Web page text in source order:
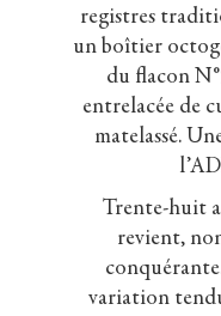
registres
un boîtier
du flacon
entrelacée de
matelassé.
Trente-huit
revient,
variation